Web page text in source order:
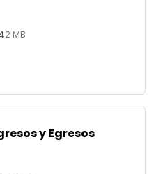
2 MB
y Egresos